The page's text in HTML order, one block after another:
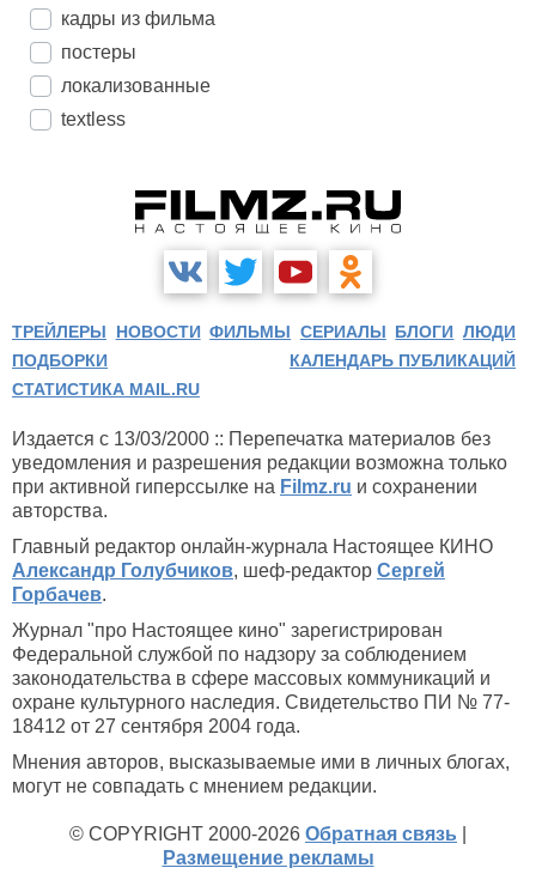
кадры из фильма
постеры
локализованные
textless
ТРЕЙЛЕРЫ НОВОСТИ ФИЛЬМЫ СЕРИАЛЫ БЛОГИ ЛЮДИ
ПОДБОРКИ
КАЛЕНДАРЬ ПУБЛИКАЦИЙ
СТАТИСТИКА MAIL.RU
Издается с 13/03/2000 :: Перепечатка материалов без
уведомления и разрешения редакции возможна только
при активной гиперссылке на Filmz.ru и сохранении
авторства.
Главный редактор онлайн-журнала Настоящее КИНО
Александр Голубчиков, шеф-редактор Сергей
Горбачев.
Журнал "про Настоящее кино" зарегистрирован
Федеральной службой по надзору за соблюдением
законодательства в сфере массовых коммуникаций и
охране культурного наследия. Свидетельство ПИ № 77-
18412 от 27 сентября 2004 года.
Мнения авторов, высказываемые ими в личных блогах,
могут не совпадать с мнением редакции.
© COPYRIGHT 2000-2026 Обратная связь
Размещение рекламы